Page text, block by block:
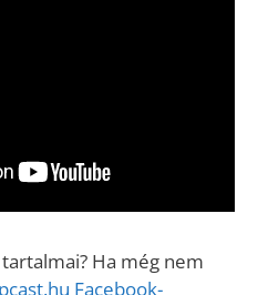
tartalmai? Ha még nem
hu Facebook-